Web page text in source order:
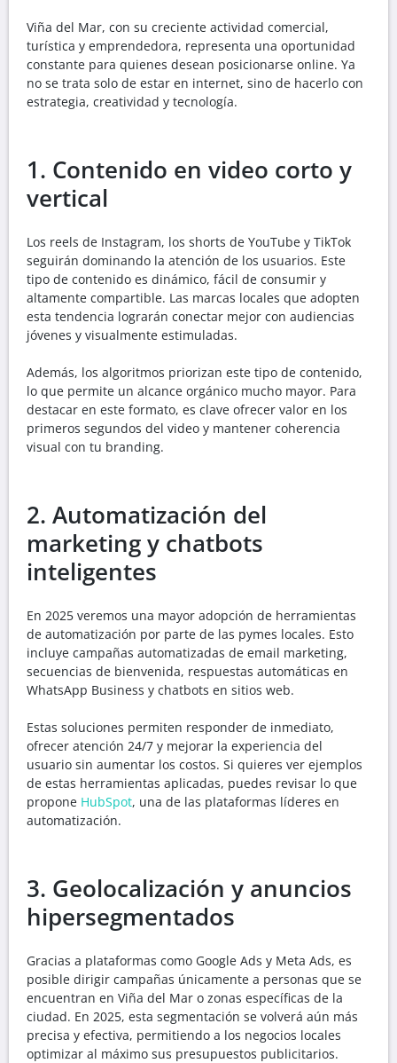
Viña del Mar, con su creciente actividad comercial,
turística y emprendedora, representa una oportunidad
constante para quienes desean posicionarse online. Ya
no se trata solo de estar en internet, sino de hacerlo con
estrategia, creatividad y tecnología.
1. Contenido en video corto y
vertical
Los reels de Instagram, los shorts de YouTube y TikTok
seguirán dominando la atención de los usuarios. Este
tipo de contenido es dinámico, fácil de consumir y
altamente compartible. Las marcas locales que adopten
esta tendencia lograrán conectar mejor con audiencias
jóvenes y visualmente estimuladas.
Además, los algoritmos priorizan este tipo de contenido,
lo que permite un alcance orgánico mucho mayor. Para
destacar en este formato, es clave ofrecer valor en los
primeros segundos del video y mantener coherencia
visual con tu branding.
2. Automatización del
marketing y chatbots
inteligentes
En 2025 veremos una mayor adopción de herramientas
de automatización por parte de las pymes locales. Esto
incluye campañas automatizadas de email marketing,
secuencias de bienvenida, respuestas automáticas en
WhatsApp Business y chatbots en sitios web.
Estas soluciones permiten responder de inmediato,
ofrecer atención 24/7 y mejorar la experiencia del
usuario sin aumentar los costos. Si quieres ver ejemplos
de estas herramientas aplicadas, puedes revisar lo que
propone HubSpot, una de las plataformas líderes en
automatización.
3. Geolocalización y anuncios
hipersegmentados
Gracias a plataformas como Google Ads y Meta Ads, es
posible dirigir campañas únicamente a personas que se
encuentran en Viña del Mar o zonas específicas de la
ciudad. En 2025, esta segmentación se volverá aún más
precisa y efectiva, permitiendo a los negocios locales
optimizar al máximo sus presupuestos publicitarios.